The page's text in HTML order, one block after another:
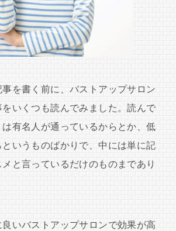
を書く前に、バストアップサロン
いくつも読んでみました。読んで
有名人が通っているからとか、低
いうものばかりで、中には単に記
と言っているだけのものまであり
いバストアップサロンで効果が高